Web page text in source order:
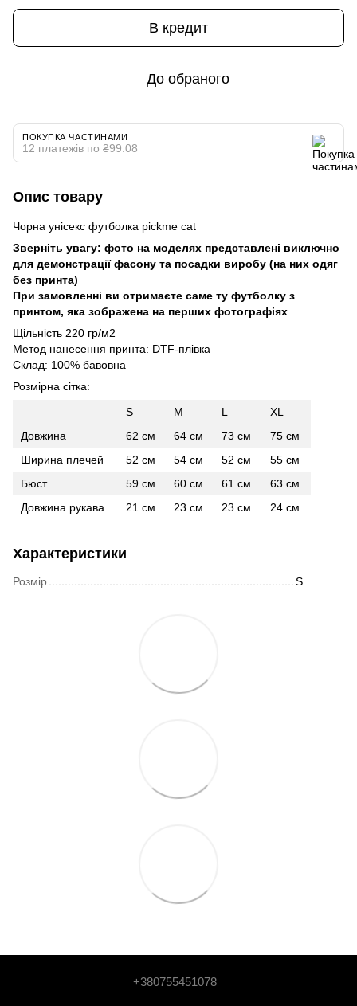
В кредит
До обраного
ПОКУПКА ЧАСТИНАМИ
12 платежів по ₴99.08
Опис товару
Чорна унісекс футболка pickme cat
Зверніть увагу: фото на моделях представлені виключно
для демонстрації фасону та посадки виробу (на них одяг
без принта)
При замовленні ви отримаєте саме ту футболку з
принтом, яка зображена на перших фотографіях
Щільність 220 гр/м2
Метод нанесення принта: DTF-плівка
Склад: 100% бавовна
Розмірна сітка:
S
M L
XL
Довжина
62 см 64 см 73 см
75 см
Ширина плечей
52 см 54 см 52 см
55 см
Бюст
59 см 60 см 61 см
63 см
Довжина рукава
21 см 23 см 23 см 24 см
Характеристики
Розмір S
+380755451078